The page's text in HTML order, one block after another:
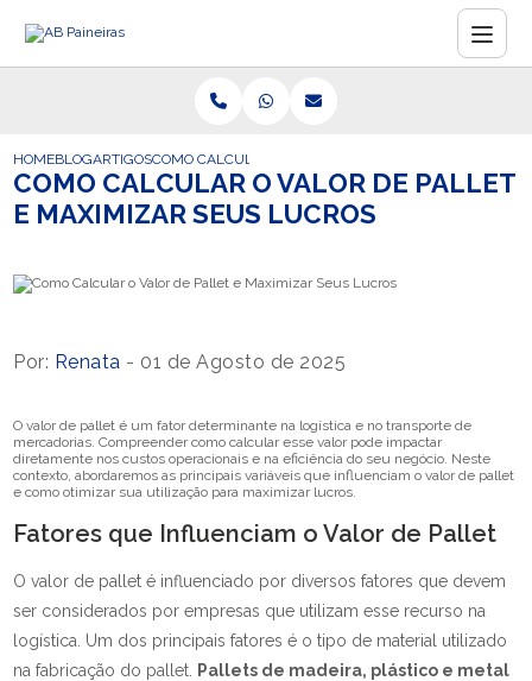
HOMEBLOGARTIGOSCOMO CALCULAR O VALOR DE PALLET E MAXIMIZAR
COMO CALCULAR O VALOR DE PALLET
E MAXIMIZAR SEUS LUCROS
Por: Renata - 01 de Agosto de 2025
O valor de pallet é um fator determinante na logística e no transporte de
mercadorias. Compreender como calcular esse valor pode impactar
diretamente nos custos operacionais e na eficiência do seu negócio. Neste
contexto, abordaremos as principais variáveis que influenciam o valor de pallet
e como otimizar sua utilização para maximizar lucros.
Fatores que Influenciam o Valor de Pallet
O valor de pallet é influenciado por diversos fatores que devem
ser considerados por empresas que utilizam esse recurso na
logística. Um dos principais fatores é o tipo de material utilizado
na fabricação do pallet.
Pallets de madeira, plástico e metal